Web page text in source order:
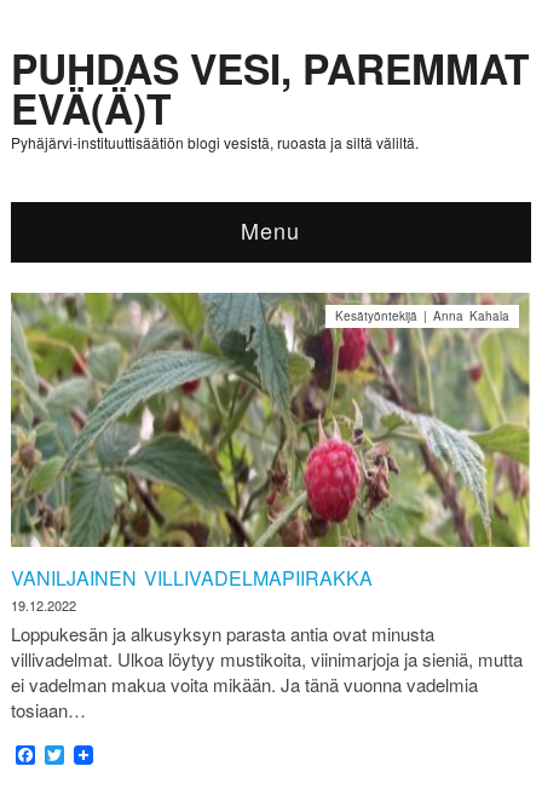
PUHDAS VESI, PAREMMAT
EVÄ(Ä)T
Pyhäjärvi-instituuttisäätiön blogi vesistä, ruoasta ja siltä väliltä.
Menu
VANILJAINEN VILLIVADELMAPIIRAKKA
19.12.2022
Kesätyöntekijä | Anna Kahala
Loppukesän ja alkusyksyn parasta antia ovat minusta
villivadelmat. Ulkoa löytyy mustikoita, viinimarjoja ja sieniä, mutta
ei vadelman makua voita mikään. Ja tänä vuonna vadelmia
tosiaan…
Facebook
Twitter